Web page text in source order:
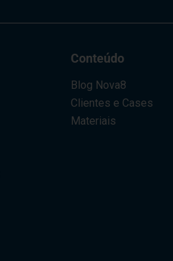
Conteúdo
Blog Nova8
Clientes e Cases
Materiais